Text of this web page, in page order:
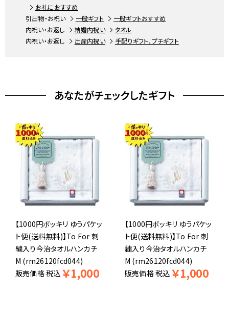
お礼におすすめ
引出物・お祝い
一般ギフト
一般ギフトおすすめ
内祝い・お返し
結婚内祝い
タオル
内祝い・お返し
出産内祝い 手配りギフト、プチギフト
あなたがチェックしたギフト
【1000円ポッキリ ゆうパケッ
ト便(送料無料)】To For 刺
繍入り今治タオルハンカチ
M (rm26120fcd044)
販売価格税込 ￥1,000
【1000円ポッキリ ゆうパケッ
ト便(送料無料)】To For 刺
繍入り今治タオルハンカチ
M (rm26120fcd044)
販売価格税込 ￥1,000